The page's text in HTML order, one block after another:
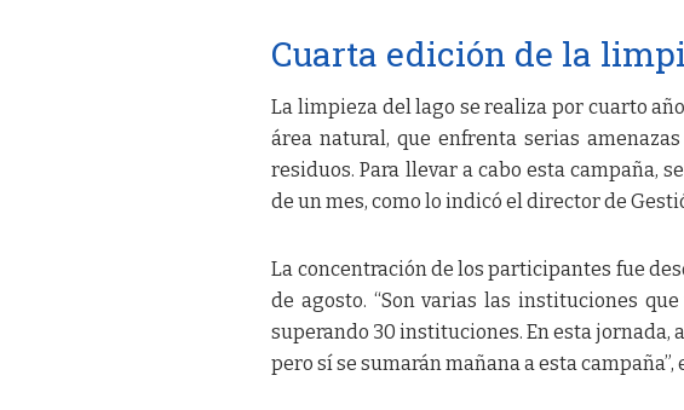
Cuarta edición de la
La limpieza del lago se realiza por cuarto
área natural, que enfrenta serias
residuos. Para llevar a cabo esta campaña,
de un mes, como lo indicó el director de
La concentración de los participantes fue
de agosto. “Son varias las instituciones
superando 30 instituciones. En esta jornada,
pero sí se sumarán mañana a esta